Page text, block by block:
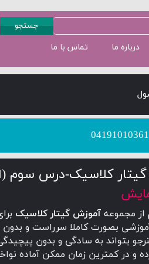
درباره ما تماس با ما
جستجو
04191010361
کلاسیک-درس سوم
مجموعه آموزش گیتار کلاسیک
بصورت کاملا سرراست و بدون
بتواند به سادگی و بدون
و در کمترین زمان ممکن آماده